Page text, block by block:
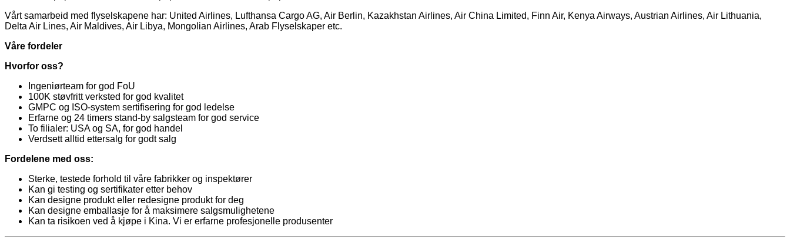
Vårt samarbeid med flyselskapene har: United Airlines, Lufthansa Cargo AG, Air Berlin, Kazakhstan Airlines, Air China Limited, Finn Air, Kenya Airways, Austrian Airlines, Air Lithuania,
Delta Air Lines, Air Maldives, Air Libya, Mongolian Airlines, Arab Flyselskaper etc.
Våre fordeler
Hvorfor oss?
Ingeniørteam for god FoU
100K støvfritt verksted for god kvalitet
GMPC og ISO-system sertifisering for god ledelse
Erfarne og 24 timers stand-by salgsteam for god service
To filialer: USA og SA, for god handel
Verdsett alltid ettersalg for godt salg
Fordelene med oss:
Sterke, testede forhold til våre fabrikker og inspektører
Kan gi testing og sertifikater etter behov
Kan designe produkt eller redesigne produkt for deg
Kan designe emballasje for å maksimere salgsmulighetene
Kan ta risikoen ved å kjøpe i Kina. Vi er erfarne profesjonelle produsenter